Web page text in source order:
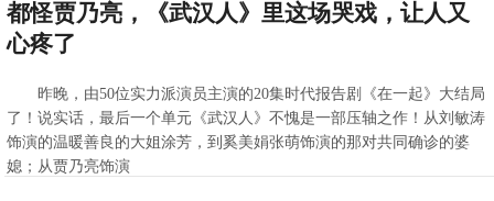
都怪贾乃亮，《武汉人》里这场哭戏，让人又
心疼了
昨晚，由50位实力派演员主演的20集时代报告剧《在一起》大结局
了！说实话，最后一个单元《武汉人》不愧是一部压轴之作！从刘敏涛
饰演的温暖善良的大姐涂芳，到奚美娟张萌饰演的那对共同确诊的婆
媳；从贾乃亮饰演